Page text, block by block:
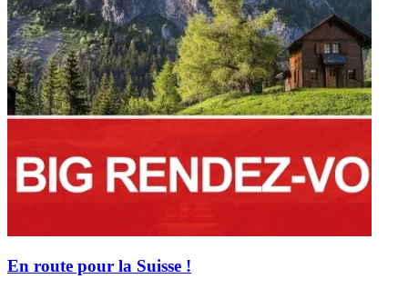
En route pour la Suisse !